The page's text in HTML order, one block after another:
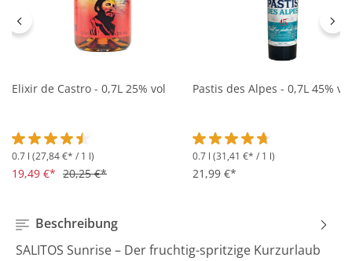
Elixir de Castro - 0,7L 25% vol
Durchschnittliche Bewertung von 4.5 von 5 Sternen
0.7 l (27,84 €* / 1 l)
19,49 €* 20,25 €*
Pastis des Alpes - 0,7L 45% vol
Durchschnittliche
0.7 l (31,41 €* / 1 l)
21,99 €*
Beschreibung
SALITOS Sunrise – Der fruchtig-spritzige Kurzurlaub